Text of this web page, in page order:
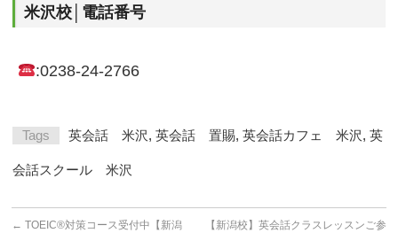
米沢校│電話番号
:0238-24-2766
Tags 英会話 米沢,英会話 置賜,英会話カフェ 米沢,英
会話スクール 米沢
← TOEIC®対策コース受付中【新潟
【新潟校】英会話クラスレッスンご参